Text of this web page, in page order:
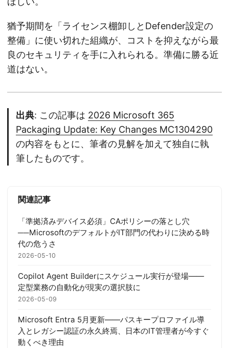
猶予期間を「ライセンス棚卸しとDefender設定の
整備」に使い切れた組織が、コストを抑えながら最
良のセキュリティを手に入れられる。準備に勝る近
道はない。
出典: この記事は 2026 Microsoft 365
Packaging Update: Key Changes MC1304290
の内容をもとに、筆者の見解を加えて独自に執
筆したものです。
関連記事
「準拠済みデバイス必須」CAポリシーの落とし穴
──MicrosoftのデフォルトがIT部門の代わりに決める時
代の危うさ
2026-05-10
Copilot Agent Builderにスケジュール実行が登場——
定型業務の自動化が現実の選択肢に
2026-05-09
Microsoft Entra 5月更新——パスキープロファイル導
入とレガシー認証の永久終焉、日本のIT管理者が今すぐ
動くべき理由